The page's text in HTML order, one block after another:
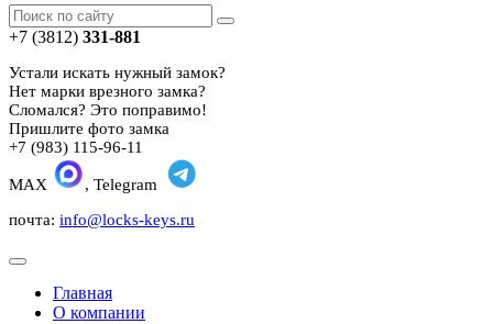
+7 (3812) 331-881
Устали искать нужный замок?
Нет марки врезного замка?
Сломался? Это поправимо!
Пришлите фото замка
+7 (983) 115-96-11
MAX
, Telegram
почта: info@locks-keys.ru
Главная
О компании